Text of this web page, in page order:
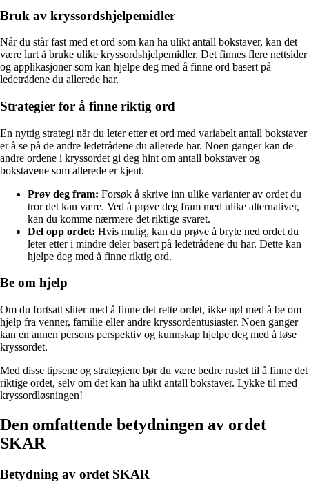
Bruk av kryssordshjelpemidler
Når du står fast med et ord som kan ha ulikt antall bokstaver, kan det
være lurt å bruke ulike kryssordshjelpemidler. Det finnes flere nettsider
og applikasjoner som kan hjelpe deg med å finne ord basert på
ledetrådene du allerede har.
Strategier for å finne riktig ord
En nyttig strategi når du leter etter et ord med variabelt antall bokstaver
er å se på de andre ledetrådene du allerede har. Noen ganger kan de
andre ordene i kryssordet gi deg hint om antall bokstaver og
bokstavene som allerede er kjent.
Prøv deg fram: Forsøk å skrive inn ulike varianter av ordet du
tror det kan være. Ved å prøve deg fram med ulike alternativer,
kan du komme nærmere det riktige svaret.
Del opp ordet: Hvis mulig, kan du prøve å bryte ned ordet du
leter etter i mindre deler basert på ledetrådene du har. Dette kan
hjelpe deg med å finne riktig ord.
Be om hjelp
Om du fortsatt sliter med å finne det rette ordet, ikke nøl med å be om
hjelp fra venner, familie eller andre kryssordentusiaster. Noen ganger
kan en annen persons perspektiv og kunnskap hjelpe deg med å løse
kryssordet.
Med disse tipsene og strategiene bør du være bedre rustet til å finne det
riktige ordet, selv om det kan ha ulikt antall bokstaver. Lykke til med
kryssordløsningen!
Den omfattende betydningen av ordet
SKAR
Betydning av ordet SKAR